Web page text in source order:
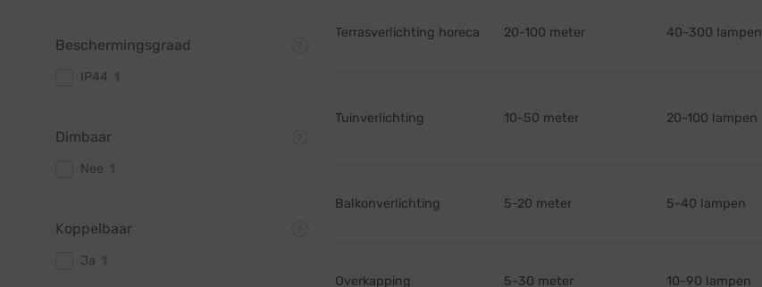
Beschermingsgraad
IP44
Dimbaar
Nee
Koppelbaar
Ja
Terrasverlichting horeca 20-100 meter 40-300 lampen
Tuinverlichting 10-50 meter 20-100 lampen
Balkonverlichting 5-20 meter 5-40 lampen
Overkapping 5-30 meter 10-90 lampen